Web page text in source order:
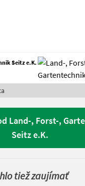
Seitz e.K.
Land-, Forst-,
Seitz e.K.
tiež zaujímať